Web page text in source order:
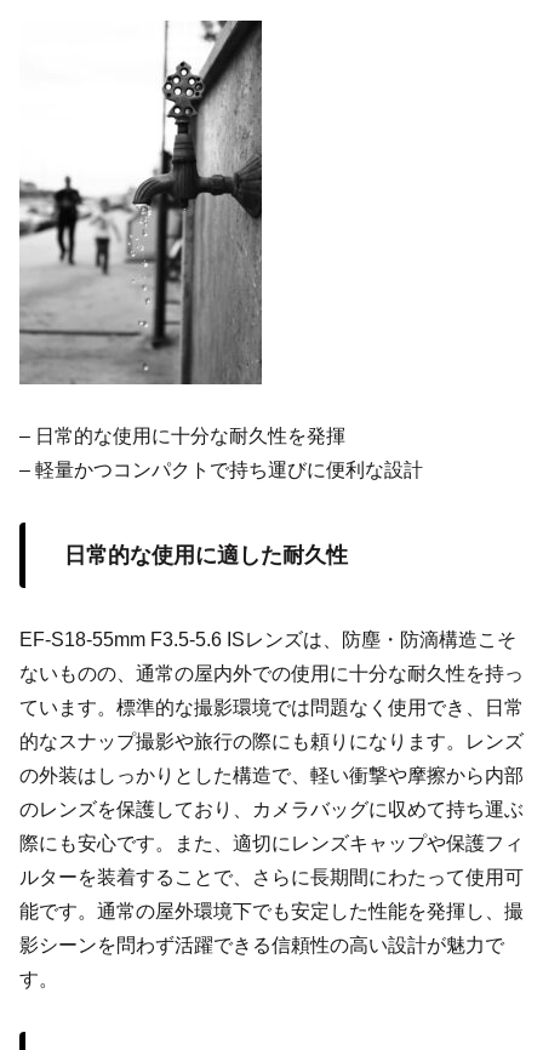
– 日常的な使用に十分な耐久性を発揮
– 軽量かつコンパクトで持ち運びに便利な設計
日常的な使用に適した耐久性
EF-S18-55mm F3.5-5.6 ISレンズは、防塵・防滴構造こそ
ないものの、通常の屋内外での使用に十分な耐久性を持っ
ています。標準的な撮影環境では問題なく使用でき、日常
的なスナップ撮影や旅行の際にも頼りになります。レンズ
の外装はしっかりとした構造で、軽い衝撃や摩擦から内部
のレンズを保護しており、カメラバッグに収めて持ち運ぶ
際にも安心です。また、適切にレンズキャップや保護フィ
ルターを装着することで、さらに長期間にわたって使用可
能です。通常の屋外環境下でも安定した性能を発揮し、撮
影シーンを問わず活躍できる信頼性の高い設計が魅力で
す。